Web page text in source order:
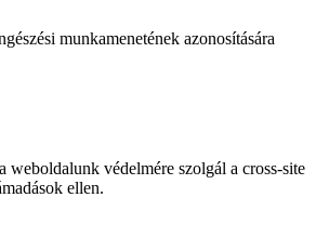
munkamenetének azonosítására
weboldalunk védelmére szolgál a cross-site
ellen.